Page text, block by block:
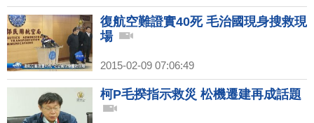
復航空難證實40死 毛治國現身搜救現
場
2015-02-09 07:06:49
柯P毛揆指示救災 松機遷建再成話題